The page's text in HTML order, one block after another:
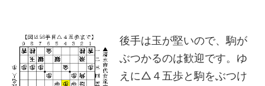
後手は玉が堅いので、駒が
ぶつかるのは歓迎です。ゆ
えに△４五歩と駒をぶつけ